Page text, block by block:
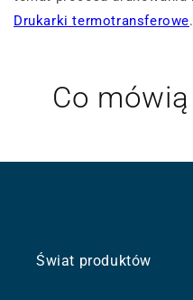
Drukarki termotransferowe.
Co
Świat produktów